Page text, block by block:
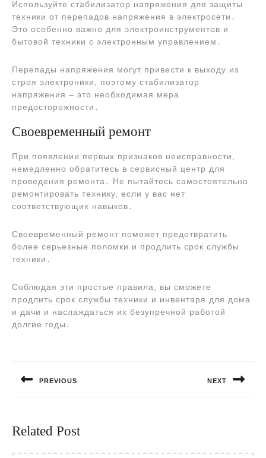
Используйте стабилизатор напряжения для защиты
техники от перепадов напряжения в электросети․
Это особенно важно для электроинструментов и
бытовой техники с электронным управлением․
Перепады напряжения могут привести к выходу из
строя электроники, поэтому стабилизатор
напряжения – это необходимая мера
предосторожности․
Своевременный ремонт
При появлении первых признаков неисправности,
немедленно обратитесь в сервисный центр для
проведения ремонта․ Не пытайтесь самостоятельно
ремонтировать технику, если у вас нет
соответствующих навыков․
Своевременный ремонт поможет предотвратить
более серьезные поломки и продлить срок службы
техники․
Соблюдая эти простые правила, вы сможете
продлить срок службы техники и инвентаря для дома
и дачи и наслаждаться их безупречной работой
долгие годы․
записям
PREVIOUS NEXT
Related Post